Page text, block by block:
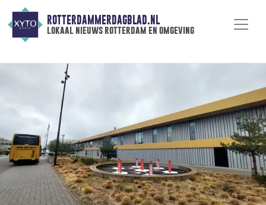
ROTTERDAMMERDAGBLAD.NL
lokaal nieuws rotterdam en omgeving